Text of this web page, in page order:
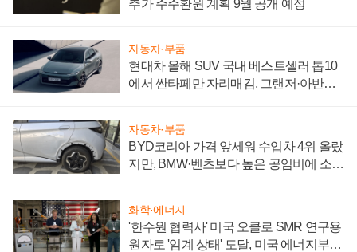
추가 주주환원 계획 9월 공개 예정
자동차·부품
현대차 올해 SUV 국내 베스트셀러 톱10
에서 싼타페만 자리매김, 그랜저·아반떼
자동차·부품
BYD코리아 가격 앞세워 수입차 4위 올랐
지만, BMW·벤츠보다 높은 공임비에 소비
화학·에너지
'한수원 협력사' 미국 오클로 SMR 연구용
원자로 '임계 상태' 도달, 미국 에너지부